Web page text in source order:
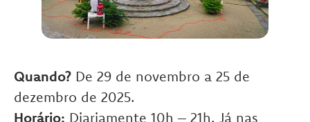
Quando? De 29 de novembro a 25 de
dezembro de 2025.
Horário: Diariamente 10h – 21h. Já nas